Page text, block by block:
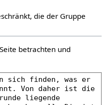
die der Gruppe
betrachten und